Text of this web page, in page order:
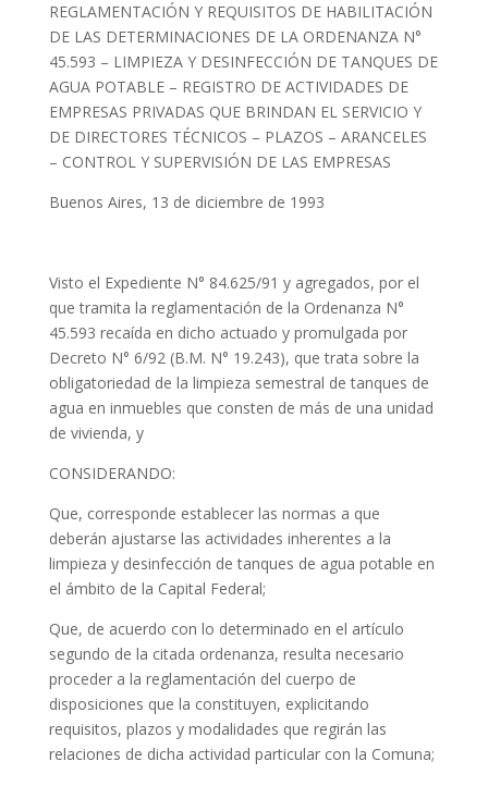
REGLAMENTACIÓN Y REQUISITOS DE HABILITACIÓN
DE LAS DETERMINACIONES DE LA ORDENANZA N°
45.593 – LIMPIEZA Y DESINFECCIÓN DE TANQUES DE
AGUA POTABLE – REGISTRO DE ACTIVIDADES DE
EMPRESAS PRIVADAS QUE BRINDAN EL SERVICIO Y
DE DIRECTORES TÉCNICOS – PLAZOS – ARANCELES
– CONTROL Y SUPERVISIÓN DE LAS EMPRESAS
Buenos Aires, 13 de diciembre de 1993
Visto el Expediente N° 84.625/91 y agregados, por el
que tramita la reglamentación de la Ordenanza N°
45.593 recaída en dicho actuado y promulgada por
Decreto N° 6/92 (B.M. N° 19.243), que trata sobre la
obligatoriedad de la limpieza semestral de tanques de
agua en inmuebles que consten de más de una unidad
de vivienda, y
CONSIDERANDO:
Que, corresponde establecer las normas a que
deberán ajustarse las actividades inherentes a la
limpieza y desinfección de tanques de agua potable en
el ámbito de la Capital Federal;
Que, de acuerdo con lo determinado en el artículo
segundo de la citada ordenanza, resulta necesario
proceder a la reglamentación del cuerpo de
disposiciones que la constituyen, explicitando
requisitos, plazos y modalidades que regirán las
relaciones de dicha actividad particular con la Comuna;